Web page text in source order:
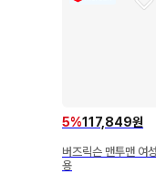
5%117,849원
버즈릭슨 맨투맨 여성
용